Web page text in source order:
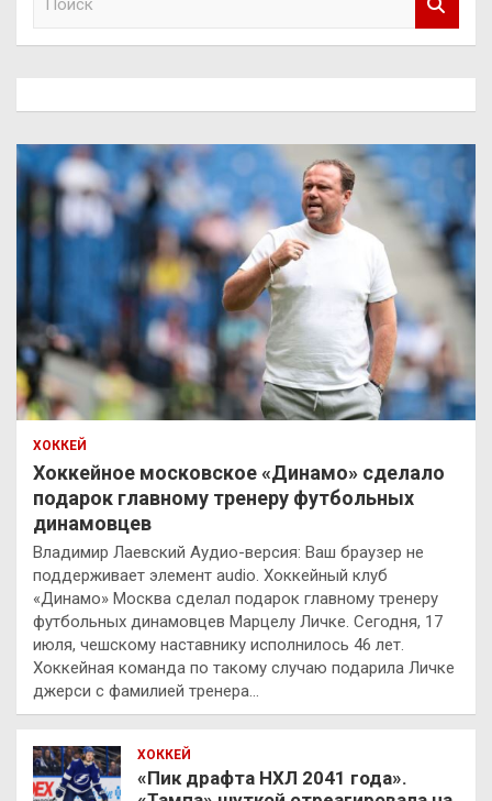
ХОККЕЙ
Хоккейное московское «Динамо» сделало
подарок главному тренеру футбольных
динамовцев
Владимир Лаевский Аудио-версия: Ваш браузер не
поддерживает элемент audio. Хоккейный клуб
«Динамо» Москва сделал подарок главному тренеру
футбольных динамовцев Марцелу Личке. Сегодня, 17
июля, чешскому наставнику исполнилось 46 лет.
Хоккейная команда по такому случаю подарила Личке
джерси с фамилией тренера…
ХОККЕЙ
«Пик драфта НХЛ 2041 года».